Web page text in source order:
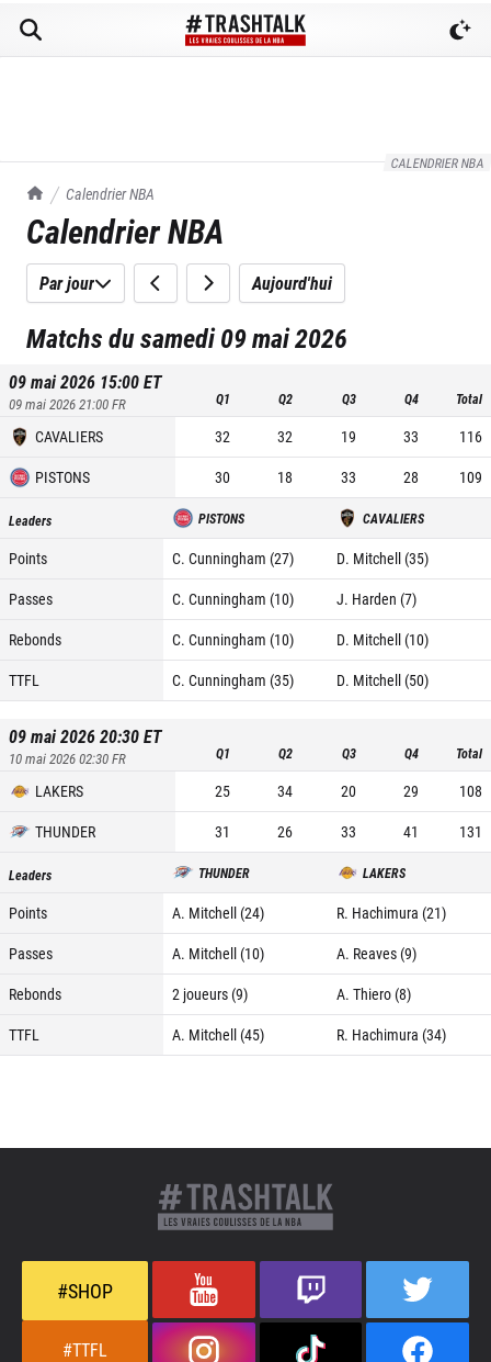
CALENDRIER NBA
TrashTalk Actu NBA
Calendrier NBA
Calendrier NBA
Par jour Aujourd'hui
Matchs du samedi 09 mai 2026
09 mai 2026 15:00ET
09 mai 2026 21:00FR Q1 Q2 Q3 Q4 Total
CAVALIERS 32 32 19 33
116
PISTONS
30 18 33 28 109
Leaders PISTONS CAVALIERS
Points C. Cunningham (27)
D. Mitchell (35)
Passes
C. Cunningham (10)
J. Harden (7)
Rebonds
C. Cunningham (10)
D. Mitchell (10)
TTFL
C. Cunningham (35) D. Mitchell (50)
09 mai 2026 20:30ET
10 mai 2026 02:30FR Q1 Q2 Q3 Q4 Total
LAKERS 25 34 20 29
108
THUNDER
31 26 33 41 131
Leaders THUNDER LAKERS
Points A. Mitchell (24)
R. Hachimura (21)
Passes
A. Mitchell (10)
A. Reaves (9)
Rebonds
2 joueurs (9)
A. Thiero (8)
TTFL
A. Mitchell (45) R. Hachimura (34)
#SHOP
#TTFL